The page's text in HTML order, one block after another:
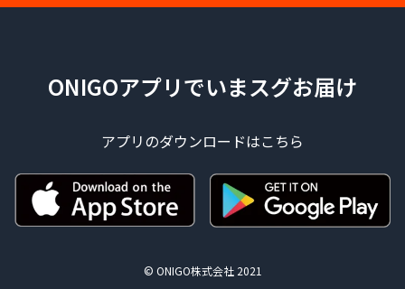
ONIGOアプリでいまスグお届け
アプリのダウンロードはこちら
© ONIGO株式会社 2021